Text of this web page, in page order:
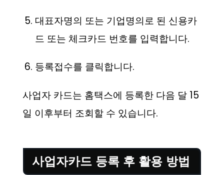
대표자명의 또는 기업명의로 된 신용카
드 또는 체크카드 번호를 입력합니다.
등록접수를 클릭합니다.
사업자 카드는 홈택스에 등록한 다음 달 15
일 이후부터 조회할 수 있습니다.
사업자카드 등록 후 활용 방법